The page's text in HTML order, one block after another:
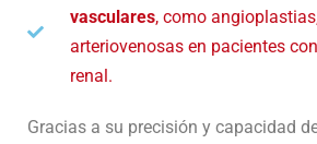
vasculares, como
arteriovenosas en pacientes
renal.
Gracias a su precisión y capacidad